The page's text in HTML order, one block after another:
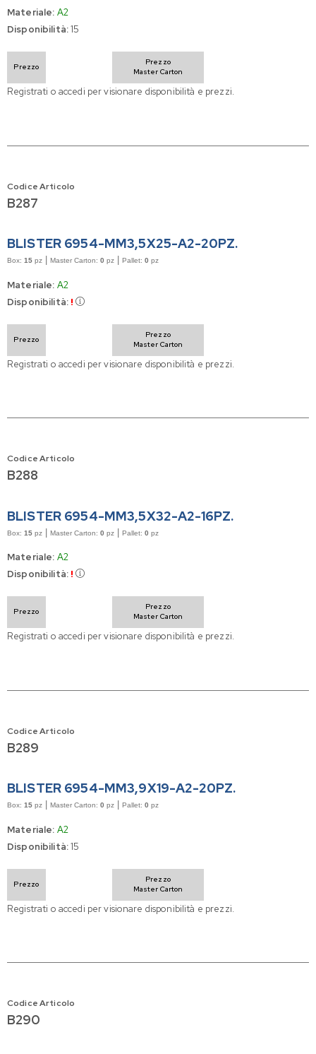
Materiale: A2
Disponibilità:15
Prezzo
Prezzo
Master Carton
Registrati o accedi per visionare disponibilità e prezzi.
Codice Articolo
B287
BLISTER 6954-MM3,5X25-A2-20PZ.
Box: 15 pz Master Carton: 0 pz Pallet: 0 pz
Materiale: A2
Disponibilità: !
Prezzo
Prezzo
Master Carton
Registrati o accedi per visionare disponibilità e prezzi.
Codice Articolo
B288
BLISTER 6954-MM3,5X32-A2-16PZ.
Box: 15 pz | Master Carton: 0 pz | Pallet: 0 pz
Materiale: A2
Disponibilità: !
Prezzo
Prezzo
Master Carton
Registrati o accedi per visionare disponibilità e prezzi.
Codice Articolo
B289
BLISTER 6954-MM3,9X19-A2-20PZ.
Box: 15 pz Master Carton: 0 pz Pallet: 0 pz
Materiale: A2
Disponibilità:15
Prezzo
Prezzo
Master Carton
Registrati o accedi per visionare disponibilità e prezzi.
Codice Articolo
B290